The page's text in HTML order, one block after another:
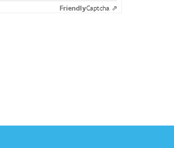
FriendlyCaptcha ⇗